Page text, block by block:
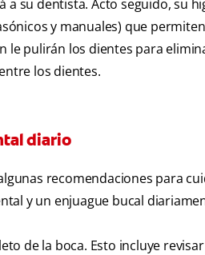
a su dentista. Acto seguido, su
y manuales) que
le pulirán los dientes para
los dientes.
diario
recomendaciones para
y un enjuague bucal
de la boca. Esto incluye